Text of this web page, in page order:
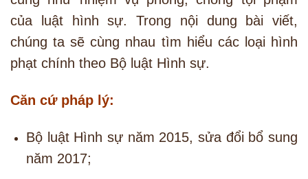
của luật hình sự. Trong nội dung bài viết,
chúng ta sẽ cùng nhau tìm hiểu các loại hình
phạt chính theo Bộ luật Hình sự.
Căn cứ pháp lý:
Bộ luật Hình sự năm 2015, sửa đổi bổ sung
năm 2017;